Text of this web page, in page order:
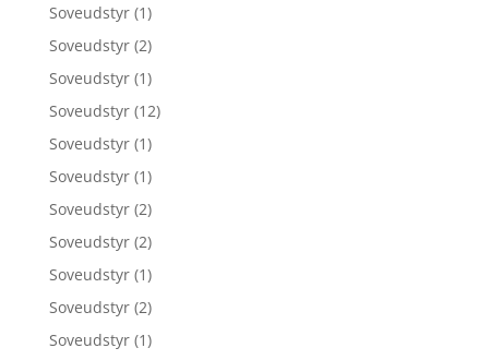
Soveudstyr (1)
Soveudstyr (2)
Soveudstyr (1)
Soveudstyr (12)
Soveudstyr (1)
Soveudstyr (1)
Soveudstyr (2)
Soveudstyr (2)
Soveudstyr (1)
Soveudstyr (2)
Soveudstyr (1)